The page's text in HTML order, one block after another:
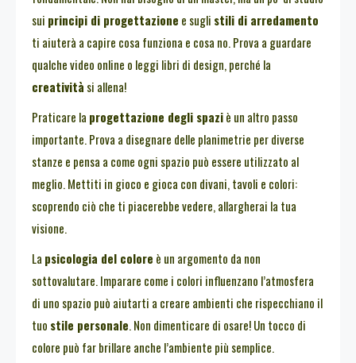
sui principi di progettazione e sugli stili di arredamento
ti aiuterà a capire cosa funziona e cosa no. Prova a guardare
qualche video online o leggi libri di design, perché la
creatività si allena!
Praticare la progettazione degli spaziè un altro passo
importante. Prova a disegnare delle planimetrie per diverse
stanze e pensa a come ogni spazio può essere utilizzato al
meglio. Mettiti in gioco e gioca con divani, tavoli e colori:
scoprendo ciò che ti piacerebbe vedere, allargherai la tua
visione.
La psicologia del colore è un argomento da non
sottovalutare. Imparare come i colori influenzano l’atmosfera
di uno spazio può aiutarti a creare ambienti che rispecchiano il
tuo stile personale. Non dimenticare di osare! Un tocco di
colore può far brillare anche l’ambiente più semplice.